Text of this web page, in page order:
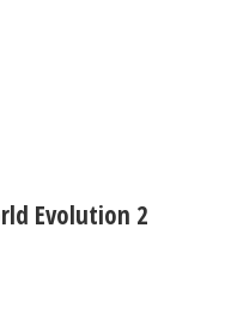
Evolution 2